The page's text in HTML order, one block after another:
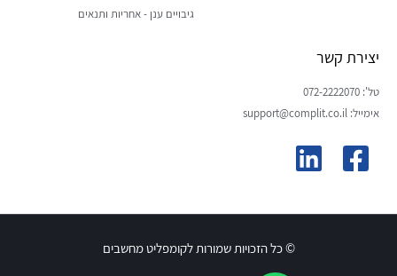
גיבויים ענן - אחריות ותנאים
יצירת קשר
טל': 072-2222070
אימייל: support@complit.co.il
© כל הזכויות שמורות לקומפליט מחשבים